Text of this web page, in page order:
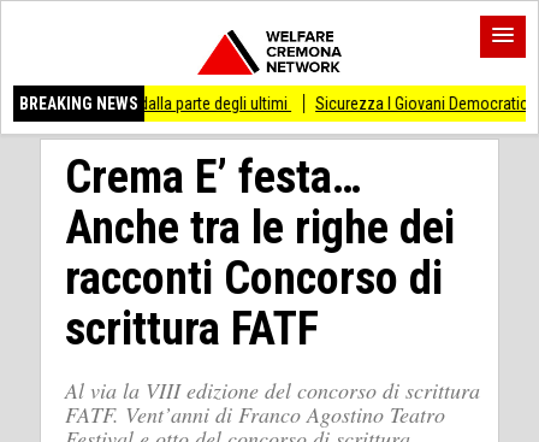
BREAKING NEWS
dalla parte degli ultimi Sicurezza I Giovani Democratici ribattono ai
Crema E’ festa…
Anche tra le righe dei
racconti Concorso di
scrittura FATF
Al via la VIII edizione del concorso di scrittura
FATF. Vent’anni di Franco Agostino Teatro